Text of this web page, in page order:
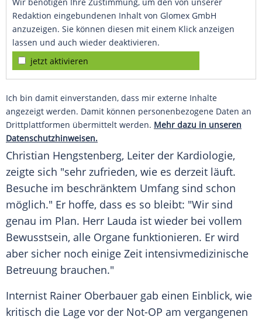
Wir benötigen Ihre Zustimmung, um den von unserer
Redaktion eingebundenen Inhalt von Glomex GmbH
anzuzeigen. Sie können diesen mit einem Klick anzeigen
lassen und auch wieder deaktivieren.
jetzt aktivieren
Ich bin damit einverstanden, dass mir externe Inhalte
angezeigt werden. Damit können personenbezogene Daten an
Drittplattformen übermittelt werden. Mehr dazu in unseren
Datenschutzhinweisen.
Christian Hengstenberg, Leiter der Kardiologie,
zeigte sich "sehr zufrieden, wie es derzeit läuft.
Besuche im beschränktem Umfang sind schon
möglich." Er hoffe, dass es so bleibt: "Wir sind
genau im Plan. Herr Lauda ist wieder bei vollem
Bewusstsein, alle Organe funktionieren. Er wird
aber sicher noch einige Zeit intensivmedizinische
Betreuung brauchen."
Internist Rainer Oberbauer gab einen Einblick, wie
kritisch die Lage vor der Not-OP am vergangenen